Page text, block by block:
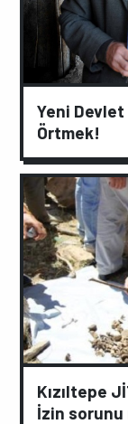
Yeni
Örtmek!
Kızıltepe
İzin sorunu